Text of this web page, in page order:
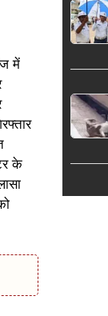
में
के